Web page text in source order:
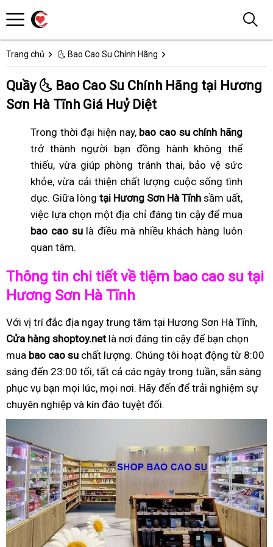
Trang chủ 🌜 Bao Cao Su Chính Hãng
Quầy 🌜 Bao Cao Su Chính Hãng tại Hương
Sơn Hà Tĩnh Giá Huỷ Diệt
Trong thời đại hiện nay, bao cao su chính hãng
trở thành người bạn đồng hành không thể
thiếu, vừa giúp phòng tránh thai, bảo vệ sức
khỏe, vừa cải thiện chất lượng cuộc sống tình
dục. Giữa lòng tại Hương Sơn Hà Tĩnh sầm uất,
việc lựa chọn một địa chỉ đáng tin cậy để mua
bao cao sulà điều mà nhiều khách hàng luôn
quan tâm.
Thông tin chi tiết về tiệm bao cao su tại
Hương Sơn Hà Tĩnh
Với vị trí đắc địa ngay trung tâm tại Hương Sơn Hà Tĩnh,
Cửa hàng shoptoy.net là nơi đáng tin cậy để bạn chọn
mua bao cao su chất lượng. Chúng tôi hoạt động từ 8:00
sáng đến 23:00 tối, tất cả các ngày trong tuần, sẵn sàng
phục vụ bạn mọi lúc, mọi nơi. Hãy đến để trải nghiệm sự
chuyên nghiệp và kín đáo tuyệt đối.